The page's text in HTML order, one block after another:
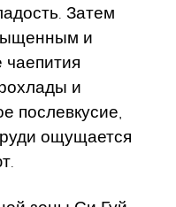
Затем
и
и
послевкусие,
ощущается